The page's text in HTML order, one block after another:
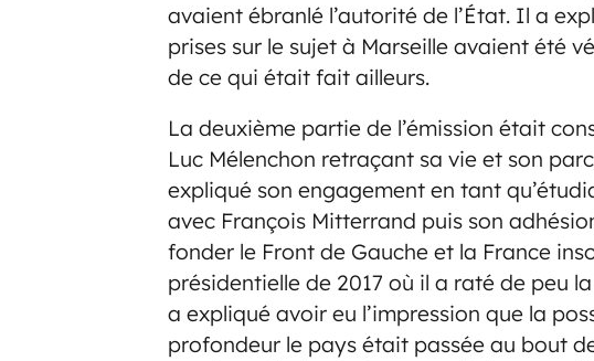
avaient ébranlé l’autorité de l’État. Il a
prises sur le sujet à Marseille avaient été
de ce qui était fait ailleurs.
La deuxième partie de l’émission était
Luc Mélenchon retraçant sa vie et son
expliqué son engagement en tant
avec François Mitterrand puis son
fonder le Front de Gauche et la France
présidentielle de 2017 où il a raté de peu
a expliqué avoir eu l’impression que la
profondeur le pays était passée au bout